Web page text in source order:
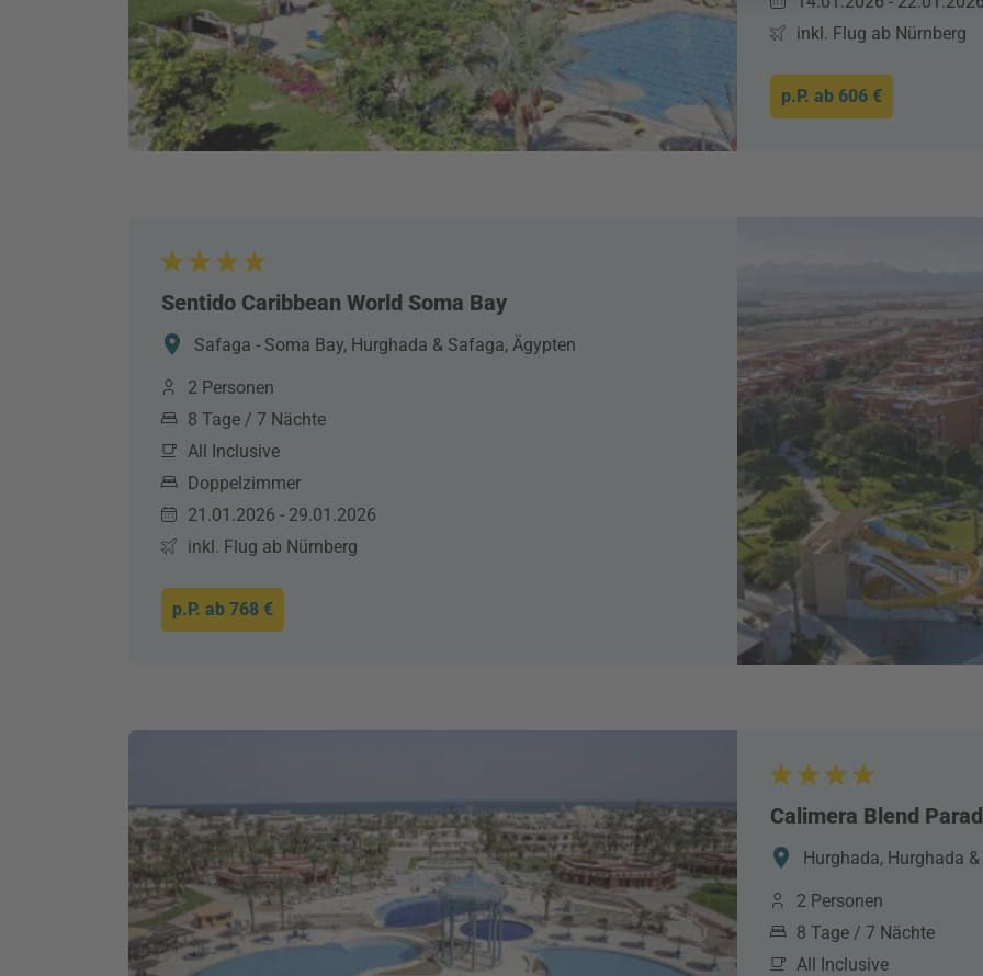
inkl. Flug ab Nürnberg
p.P. ab 606 €
Sentido Caribbean World Soma Bay
Safaga - Soma Bay, Hurghada & Safaga, Ägypten
2 Personen
8 Tage / 7 Nächte
All Inclusive
Doppelzimmer
21.01.2026 - 29.01.2026
inkl. Flug ab Nürnberg
p.P. ab 768 €
Calimera Blend
Hurghada, Hurghada
2 Personen
8 Tage / 7 Nächte
All Inclusive